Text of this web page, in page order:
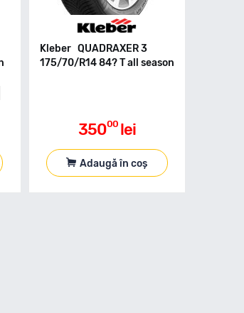
Kleber QUADRAXER 3
175/70/R14 84? T all season
35000 lei
Adaugă în coș